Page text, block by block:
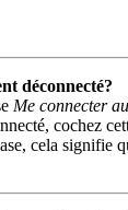
déconnecté?
Me connecter
cochez
cela signifie